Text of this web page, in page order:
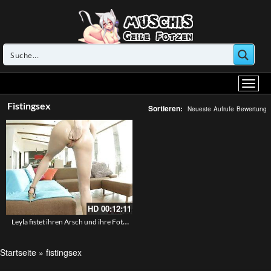
Fistingsex Sortieren: Neueste Aufrufe Bewertung
HD 00:12:11
Leyla fistet ihren Arsch und ihre Fotze
Startseite » fistingsex